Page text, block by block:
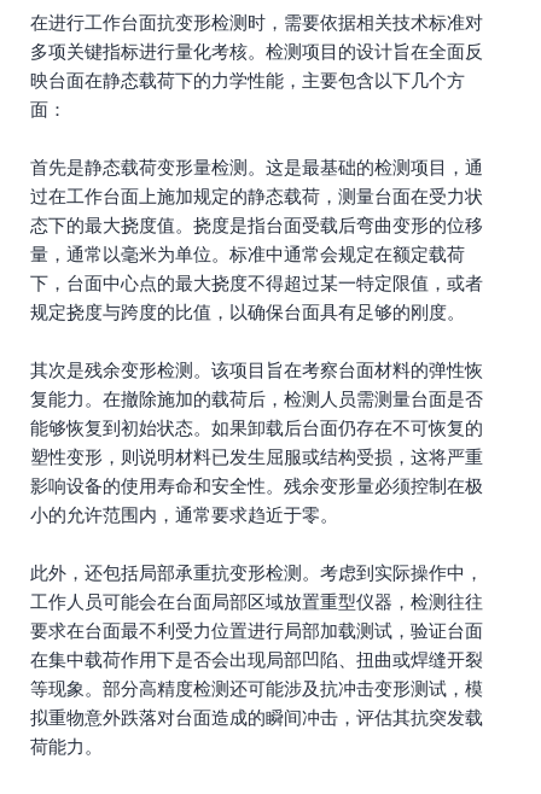
在进行工作台面抗变形检测时，需要依据相关技术标准对
多项关键指标进行量化考核。检测项目的设计旨在全面反
映台面在静态载荷下的力学性能，主要包含以下几个方
面：
首先是静态载荷变形量检测。这是最基础的检测项目，通
过在工作台面上施加规定的静态载荷，测量台面在受力状
态下的最大挠度值。挠度是指台面受载后弯曲变形的位移
量，通常以毫米为单位。标准中通常会规定在额定载荷
下，台面中心点的最大挠度不得超过某一特定限值，或者
规定挠度与跨度的比值，以确保台面具有足够的刚度。
其次是残余变形检测。该项目旨在考察台面材料的弹性恢
复能力。在撤除施加的载荷后，检测人员需测量台面是否
能够恢复到初始状态。如果卸载后台面仍存在不可恢复的
塑性变形，则说明材料已发生屈服或结构受损，这将严重
影响设备的使用寿命和安全性。残余变形量必须控制在极
小的允许范围内，通常要求趋近于零。
此外，还包括局部承重抗变形检测。考虑到实际操作中，
工作人员可能会在台面局部区域放置重型仪器，检测往往
要求在台面最不利受力位置进行局部加载测试，验证台面
在集中载荷作用下是否会出现局部凹陷、扭曲或焊缝开裂
等现象。部分高精度检测还可能涉及抗冲击变形测试，模
拟重物意外跌落对台面造成的瞬间冲击，评估其抗突发载
荷能力。